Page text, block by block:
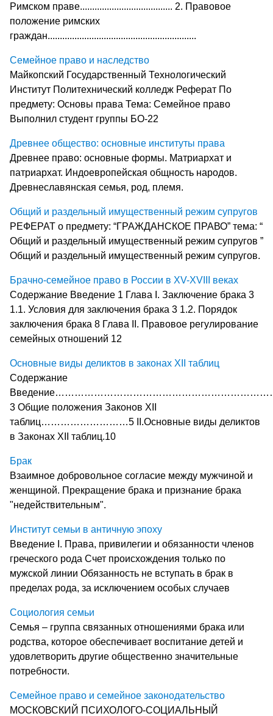
Римском праве...................................... 2. Правовое
положение римских
граждан.............................................................
Семейное право и наследство
Майкопский Государственный Технологический
Институт Политехнический колледж Реферат По
предмету: Основы права Тема: Семейное право
Выполнил студент группы БО-22
Древнее общество: основные институты права
Древнее право: основные формы. Матриархат и
патриархат. Индоевропейская общность народов.
Древнеславянская семья, род, племя.
Общий и раздельный имущественный режим супругов
РЕФЕРАТ о предмету: “ГРАЖДАНСКОЕ ПРАВО” тема: “
Общий и раздельный имущественный режим супругов ”
Общий и раздельный имущественный режим супругов.
Брачно-семейное право в России в XV-XVIII веках
Содержание Введение 1 Глава I. Заключение брака 3
1.1. Условия для заключения брака 3 1.2. Порядок
заключения брака 8 Глава II. Правовое регулирование
семейных отношений 12
Основные виды деликтов в законах XII таблиц
Содержание
3 Общие положения Законов XII
таблиц………………………5 II.Основные виды деликтов
в Законах XII таблиц.10
Брак
Взаимное добровольное согласие между мужчиной и
женщиной. Прекращение брака и признание брака
"недействительным".
Институт семьи в античную эпоху
Введение I. Права, привилегии и обязанности членов
греческого рода Счет происхождения только по
мужской линии Обязанность не вступать в брак в
пределах рода, за исключением особых случаев
Социология семьи
Семья – группа связанных отношениями брака или
родства, которое обеспечивает воспитание детей и
удовлетворить другие общественно значительные
потребности.
Семейное право и семейное законодательство
МОСКОВСКИЙ ПСИХОЛОГО-СОЦИАЛЬНЫЙ